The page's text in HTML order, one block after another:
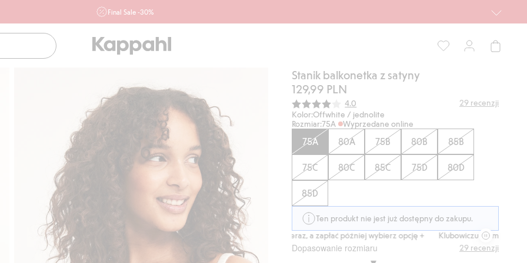
Final Sale -30%
ofertę, również z działu outlet do 10.8 w sklepach Kappahl i
Newbie oraz na kappahl.com. Ofert nie łączymy
Newbie
Stanik balkonetka z satyny
129,99 PLN
Średnia ocena:
4.0 29 recenzji
Kolor:Offwhite / jednolite
Rozmiar:75A Wyprzedane online
75A 80A 75B 80B 85B
75C 80C 85C 75D 80D
85D
Ten produkt nie jest już dostępny do zakupu.
Klubowiczu darmowa dostawa od 150 zł
Kup teraz, a zapłać później wybierz opcję + Klubowiczu darmowa dostawa
Dopasowanie rozmiaru 29 recenzji